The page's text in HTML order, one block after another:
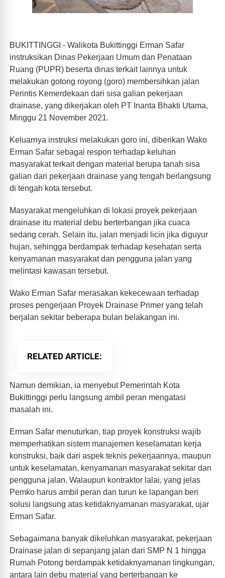
BUKITTINGGI - Walikota Bukittinggi Erman Safar
instruksikan Dinas Pekerjaan Umum dan Penataan
Ruang (PUPR) beserta dinas terkait lainnya untuk
melakukan gotong royong (goro) membersihkan jalan
Perintis Kemerdekaan dari sisa galian pekerjaan
drainase, yang dikerjakan oleh PT Inanta Bhakti Utama,
Minggu 21 November 2021.
Keluarnya instruksi melakukan goro ini, diberikan Wako
Erman Safar sebagai respon terhadap keluhan
masyarakat terkait dengan material berupa tanah sisa
galian dari pekerjaan drainase yang tengah berlangsung
di tengah kota tersebut.
Masyarakat mengeluhkan di lokasi proyek pekerjaan
drainase itu material debu berterbangan jika cuaca
sedang cerah. Selain itu, jalan menjadi licin jika diguyur
hujan, sehingga berdampak terhadap kesehatan serta
kenyamanan masyarakat dan pengguna jalan yang
melintasi kawasan tersebut.
Wako Erman Safar merasakan kekecewaan terhadap
proses pengerjaan Proyek Drainase Primer yang telah
berjalan sekitar beberapa bulan belakangan ini.
RELATED ARTICLE
Namun demikian, ia menyebut Pemerintah Kota
Bukittinggi perlu langsung ambil peran mengatasi
masalah ini.
Erman Safar menuturkan, tiap proyek konstruksi wajib
memperhatikan sistem manajemen keselamatan kerja
konstruksi, baik dari aspek teknis pekerjaannya, maupun
untuk keselamatan, kenyamanan masyarakat sekitar dan
pengguna jalan. Walaupun kontraktor lalai, yang jelas
Pemko harus ambil peran dan turun ke lapangan beri
solusi langsung atas ketidaknyamanan masyarakat, ujar
Erman Safar.
Sebagaimana banyak dikeluhkan masyarakat, pekerjaan
Drainase jalan di sepanjang jalan dari SMP N 1 hingga
Rumah Potong berdampak ketidaknyamanan lingkungan,
antara lain debu material yang berterbangan ke